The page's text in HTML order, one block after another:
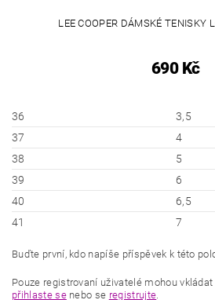
LEE COOPER DÁMSKÉ TENISKY
690 Kč
36
3,5
37
4
38
5
39
6
40
6,5
41
7
Buďte první, kdo napíše příspěvek k této
Pouze registrovaní uživatelé mohou
přihlaste senebo se registrujte.